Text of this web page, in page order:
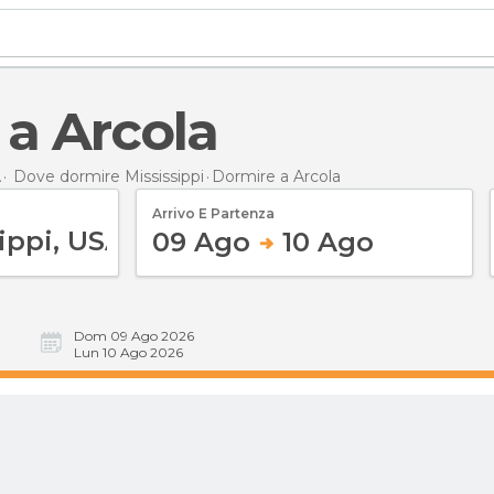
a Arcola
Dove dormire Mississippi Dormire a Arcola
Arrivo E Partenza
09 Ago 10 Ago
Dom 09 Ago 2026
Lun 10 Ago 2026